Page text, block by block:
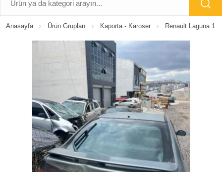
Anasayfa Ürün Grupları Kaporta - Karoser Renault Laguna 1